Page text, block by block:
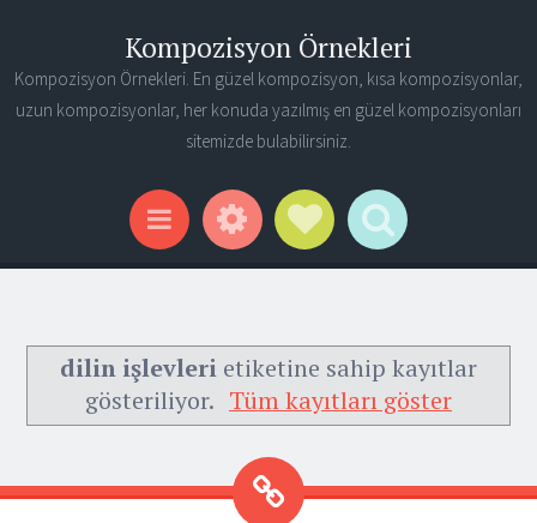
Kompozisyon Örnekleri
Kompozisyon Örnekleri. En güzel kompozisyon, kısa kompozisyonlar,
uzun kompozisyonlar, her konuda yazılmış en güzel kompozisyonları
sitemizde bulabilirsiniz.
Menu WidgetsSocial Links
Search
dilin işlevleri etiketine sahip kayıtlar
gösteriliyor. Tüm kayıtları göster